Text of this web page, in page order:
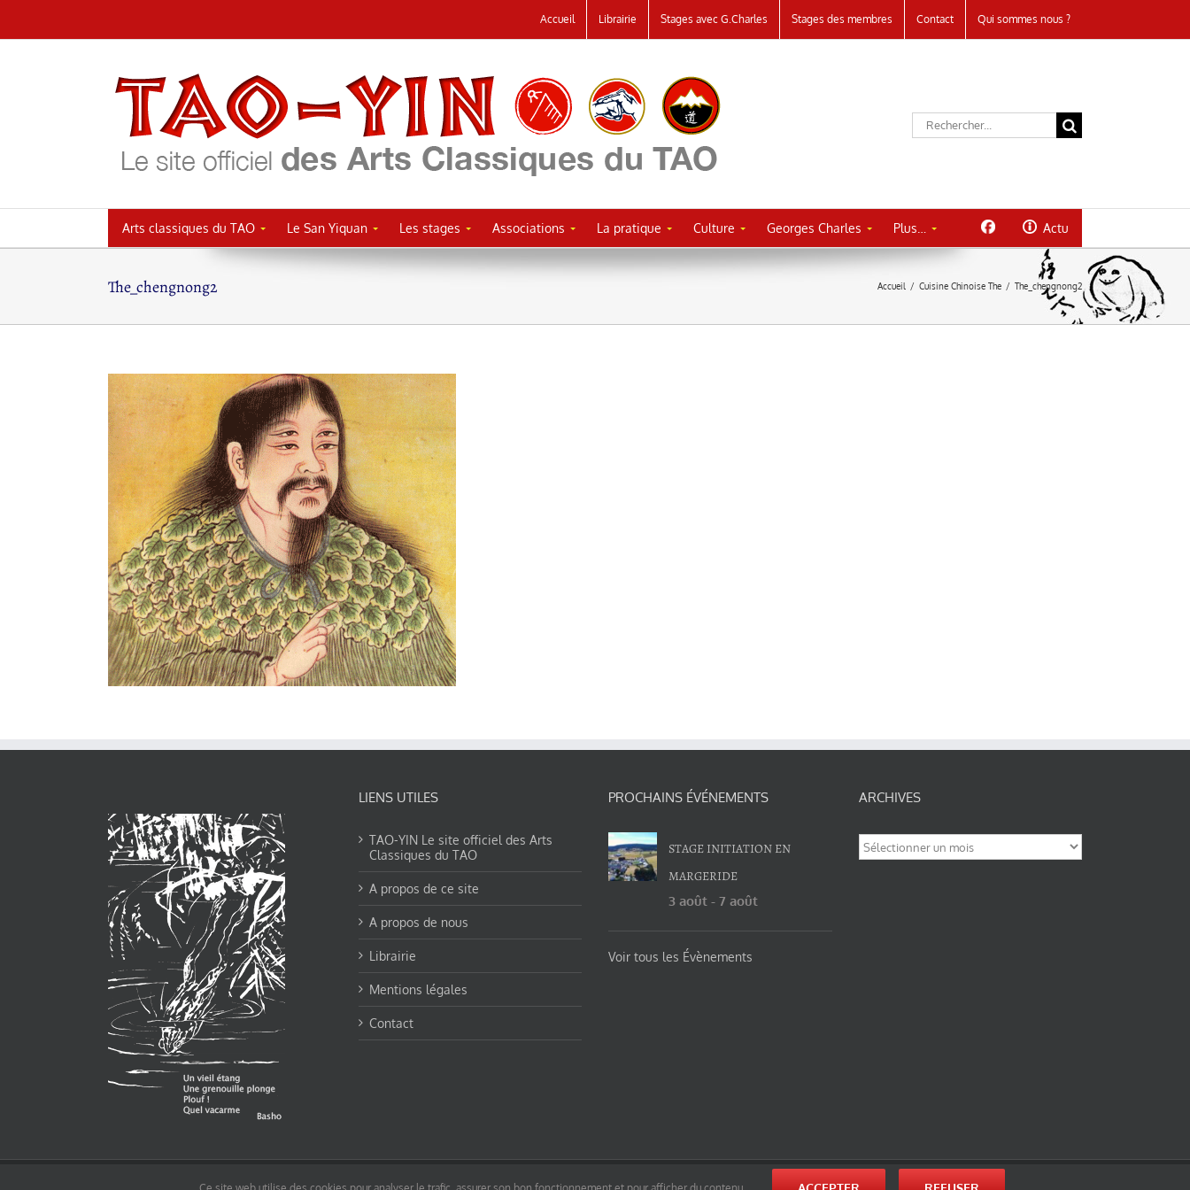
au
Accueil Librairie Stages avec G.Charles Stages des membres Contact Qui sommes nous ?
Rechercher:
Arts classiques du TAO Le San Yiquan Les stages Associations La pratique Culture Georges Charles Plus… Actu
The_chengnong2 Accueil / Cuisine Chinoise The / The_chengnong2
LIENS UTILES
TAO-YIN Le site officiel des Arts
Classiques du TAO
A propos de ce site
A propos de nous
Librairie
Mentions légales
Contact
PROCHAINS ÉVÉNEMENTS
STAGE INITIATION EN
MARGERIDE
3 août -7 août
Voir tous les Évènements
ARCHIVES
Archives
Ce site web utilise des cookies pour analyser le trafic, assurer son bon fonctionnement et pour afficher du contenu.